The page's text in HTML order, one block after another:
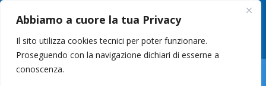
Abbiamo a cuore la tua Privacy
Il sito utilizza cookies tecnici per poter funzionare.
Proseguendo con la navigazione dichiari di esserne a
conoscenza.
049 8627946 –info@cstosetto.it
LUN-VEN 9-12 / 14:30-17